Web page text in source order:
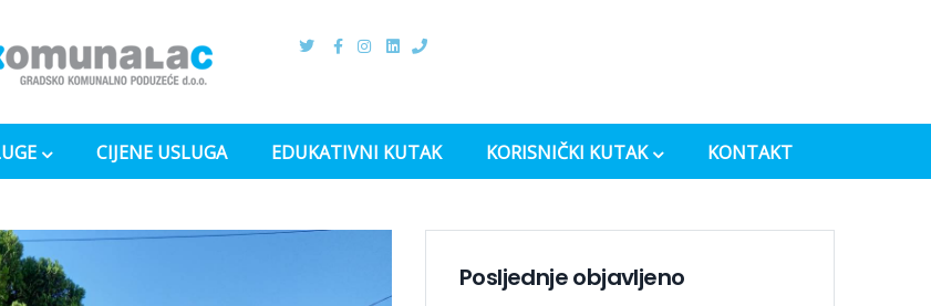
CIJENE USLUGA EDUKATIVNI KUTAK KORISNIČKI KUTAK KONTAKT
Posljednje objavljeno